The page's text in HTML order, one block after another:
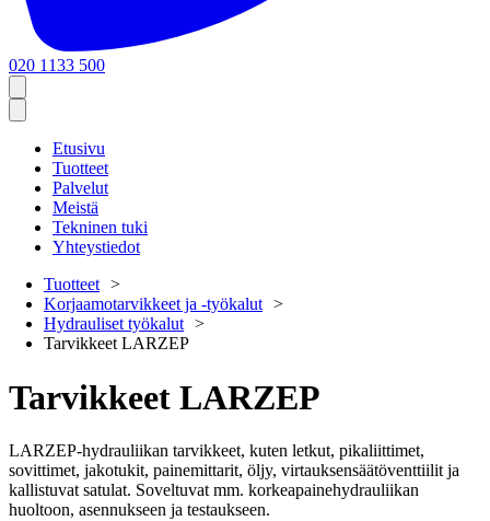
020 1133 500
Etusivu
Tuotteet
Palvelut
Meistä
Tekninen tuki
Yhteystiedot
Tuotteet
Korjaamotarvikkeet ja -työkalut
Hydrauliset työkalut
Tarvikkeet LARZEP
Tarvikkeet LARZEP
LARZEP-hydrauliikan tarvikkeet, kuten letkut, pikaliittimet,
sovittimet, jakotukit, painemittarit, öljy, virtauksensäätöventtiilit ja
kallistuvat satulat. Soveltuvat mm. korkeapainehydrauliikan
huoltoon, asennukseen ja testaukseen.